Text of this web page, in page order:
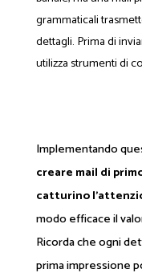
grammaticali
dettagli. Prima di
utilizza strumenti di
Implementando
creare mail di
catturino
modo efficace il
Ricorda che ogni
prima impressione